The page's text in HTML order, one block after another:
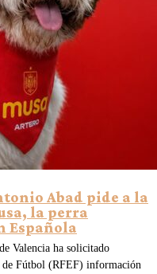
Abad pide a la
la perra
Española
Valencia ha solicitado
de Fútbol (RFEF) información